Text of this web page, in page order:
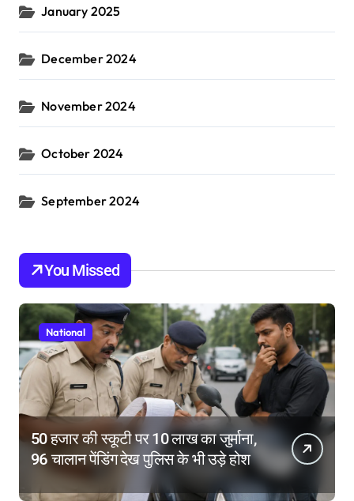
January 2025
December 2024
November 2024
October 2024
September 2024
You Missed
National
50 हजार की स्कूटी पर 10 लाख का जुर्माना,
96 चालान पेंडिंग देख पुलिस के भी उड़े होश